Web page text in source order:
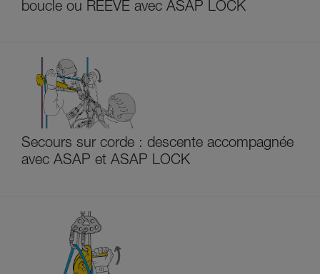
boucle ou REEVE avec ASAP LOCK
Secours sur corde : descente accompagnée
avec ASAP et ASAP LOCK